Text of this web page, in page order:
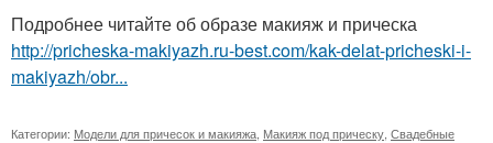
Подробнее читайте об образе макияж и прическа
http://pricheska-makiyazh.ru-best.com/kak-delat-pricheski-i-
makiyazh/obr...
Категории: Модели для причесок и макияжа Макияж под прическу Свадебные